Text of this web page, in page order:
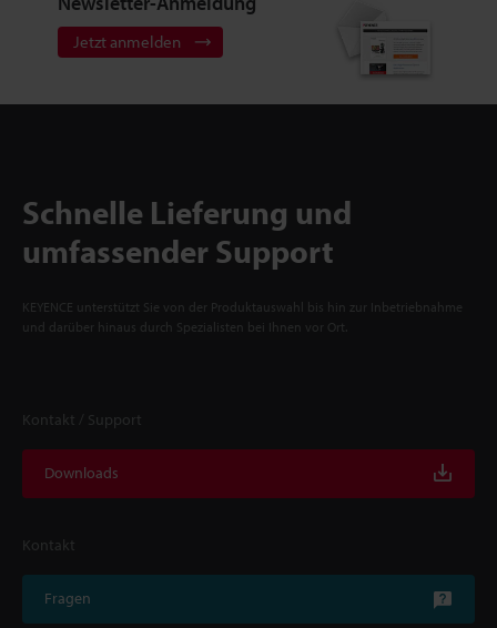
Jetzt anmelden
Schnelle Lieferung und
umfassender Support
KEYENCE unterstützt Sie von der Produktauswahl bis hin zur Inbetriebnahme
und darüber hinaus durch Spezialisten bei Ihnen vor Ort.
Kontakt / Support
Downloads
Kontakt
Fragen